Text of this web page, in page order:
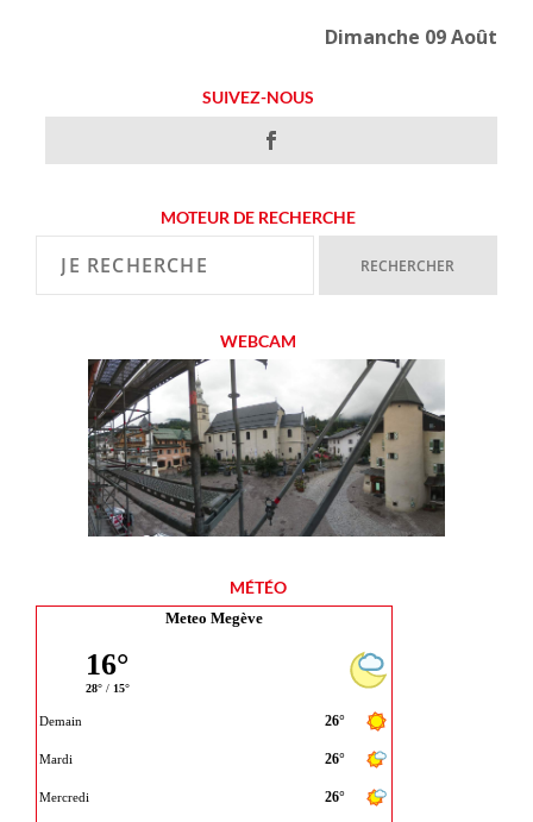
Dimanche 09 Août
SUIVEZ-NOUS
MOTEUR DE RECHERCHE
WEBCAM
MÉTÉO
Meteo Megève